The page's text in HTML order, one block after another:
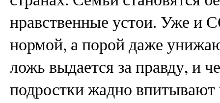
нравственные устои. Уже и
нормой, а порой даже
ложь выдается за правду, и
подростки жадно впитывают